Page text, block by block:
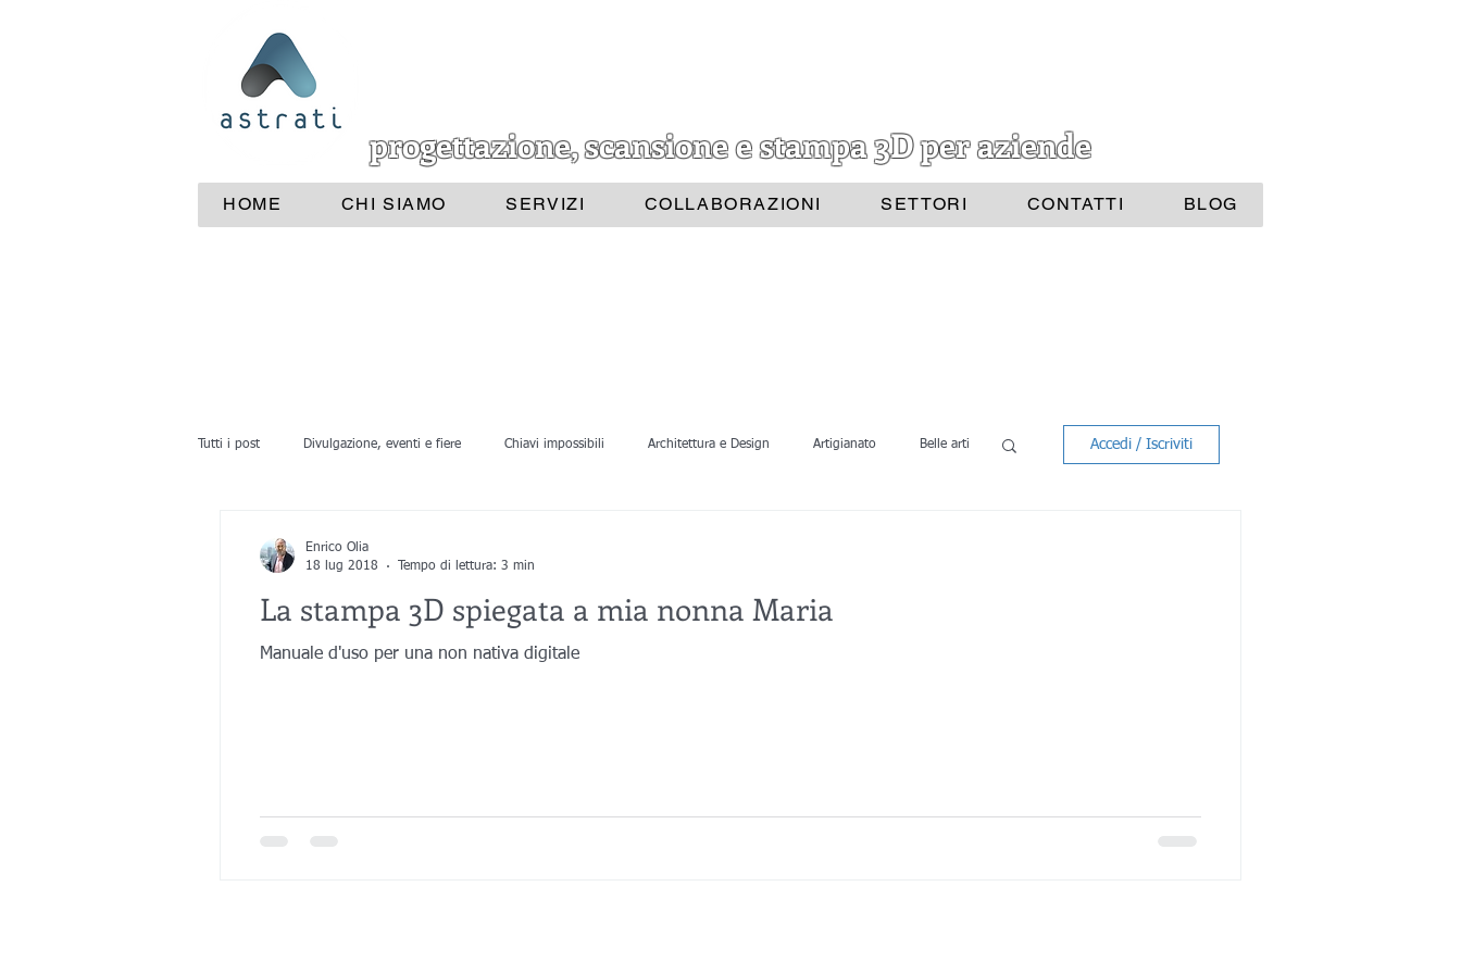
progettazione, scansione e stampa 3D per aziende
HOME CHI SIAMO SERVIZI COLLABORAZIONI SETTORI CONTATTI BLOG
Tutti i post Divulgazione, eventi e fiere Chiavi impossibili Architettura e Design Artigianato Belle arti
Astrati Bijoux reverse engineering progettazione 3D Stampa 3D Scansioni 3D
Accedi / Iscriviti
La stampa 3D spiegata a mia nonna Maria
Manuale d'uso per una non nativa digitale
Enrico Olia
18 lug 2018
Tempo di lettura: 3 min